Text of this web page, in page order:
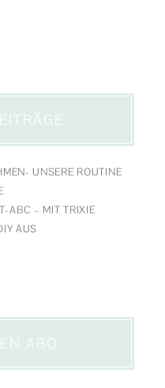
UNSERE ROUTINE
ABC – MIT TRIXIE
AUS
ABO